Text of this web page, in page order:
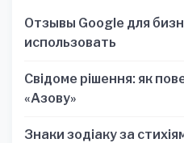
Отзывы Google для
использовать
Свідоме рішення: як
«Азову»
Знаки зодіаку за